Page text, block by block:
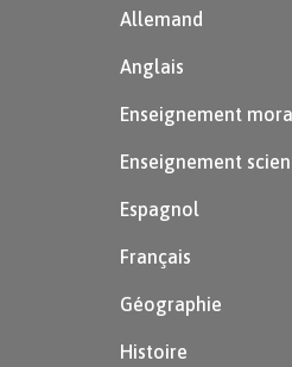
Allemand
Anglais
Enseignement
Enseignement
Espagnol
Français
Géographie
Histoire